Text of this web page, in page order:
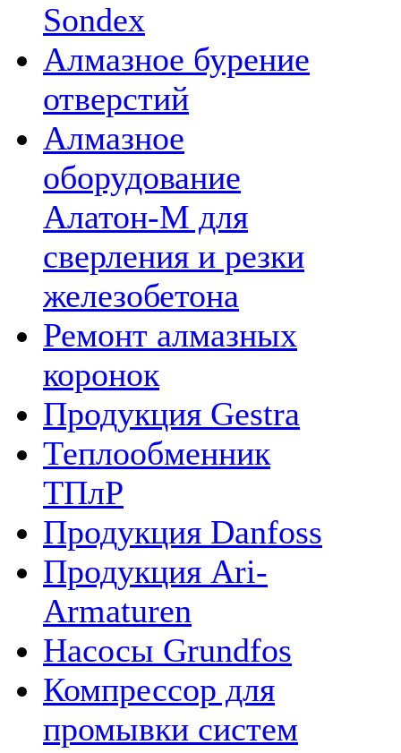
Sondex
Алмазное бурение
отверстий
Алмазное
оборудование
Алатон-М для
сверления и резки
железобетона
Ремонт алмазных
коронок
Продукция Gestra
Теплообменник
ТПлР
Продукция Danfoss
Продукция Ari-
Armaturen
Насосы Grundfos
Компрессор для
промывки систем